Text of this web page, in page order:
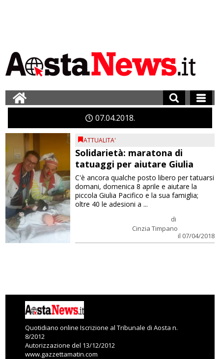
0704 2018
ATTUALITA'
Solidarietà: maratona di
tatuaggi per aiutare Giulia
di
Cinzia Timpano
il 07/04/2018
C'è ancora qualche posto libero per tatuarsi
domani, domenica 8 aprile e aiutare la
piccola Giulia Pacifico e la sua famiglia;
oltre 40 le adesioni a ...
Quotidiano online Iscrizione al Tribunale di Aosta n.
8/2012
Autorizzazione del 13/12/2012
www.gazzettamatin.com